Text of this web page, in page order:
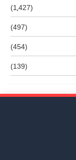
(1٬427)
(497)
(454)
(139)